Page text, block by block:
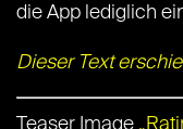
die App lediglich
Dieser Text
Teaser Image